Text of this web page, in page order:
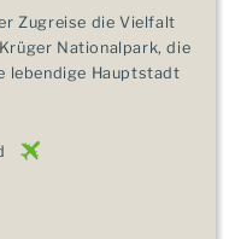
Zugreise die Vielfalt
Nationalpark, die
lebendige Hauptstadt